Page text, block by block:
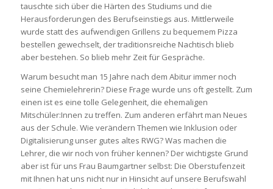
tauschte sich über die Härten des Studiums und die
Herausforderungen des Berufseinstiegs aus. Mittlerweile
wurde statt des aufwendigen Grillens zu bequemem Pizza
bestellen gewechselt, der traditionsreiche Nachtisch blieb
aber bestehen. So blieb mehr Zeit für Gespräche.
Warum besucht man 15 Jahre nach dem Abitur immer noch
seine Chemielehrerin? Diese Frage wurde uns oft gestellt. Zum
einen ist es eine tolle Gelegenheit, die ehemaligen
Mitschüler:Innen zu treffen. Zum anderen erfährt man Neues
aus der Schule. Wie verändern Themen wie Inklusion oder
Digitalisierung unser gutes altes RWG? Was machen die
Lehrer, die wir noch von früher kennen? Der wichtigste Grund
aber ist für uns Frau Baumgartner selbst: Die Oberstufenzeit
mit Ihnen hat uns nicht nur in Hinsicht auf unsere Berufswahl